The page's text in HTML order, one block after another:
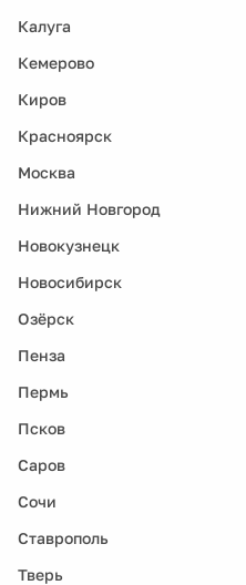
Калуга
Кемерово
Киров
Красноярск
Москва
Нижний Новгород
Новокузнецк
Новосибирск
Озёрск
Пенза
Пермь
Псков
Саров
Сочи
Ставрополь
Тверь